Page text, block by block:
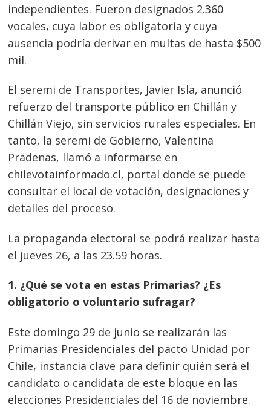
independientes. Fueron designados 2.360
vocales, cuya labor es obligatoria y cuya
ausencia podría derivar en multas de hasta $500
mil.
El seremi de Transportes, Javier Isla, anunció
refuerzo del transporte público en Chillán y
Chillán Viejo, sin servicios rurales especiales. En
tanto, la seremi de Gobierno, Valentina
Pradenas, llamó a informarse en
chilevotainformado.cl, portal donde se puede
consultar el local de votación, designaciones y
detalles del proceso.
La propaganda electoral se podrá realizar hasta
el jueves 26, a las 23.59 horas.
1. ¿Qué se vota en estas Primarias? ¿Es
obligatorio o voluntario sufragar?
Este domingo 29 de junio se realizarán las
Primarias Presidenciales del pacto Unidad por
Chile, instancia clave para definir quién será el
candidato o candidata de este bloque en las
elecciones Presidenciales del 16 de noviembre.